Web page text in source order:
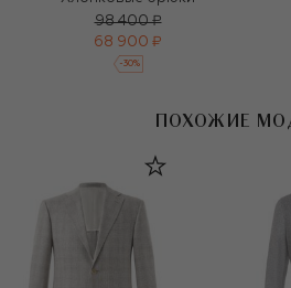
98 400 ₽
68 900 ₽
-30%
ПОХОЖИЕ